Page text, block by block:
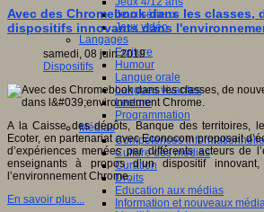
Jeux sérieux
Jeux vidéo
Langages
Ecriture
Humour
Langue orale
Langues vivantes
Lecture
Programmation
Médias
Compétences
Culture des médias
Curation
Droits
Education aux médias
Information et nouveaux
Avec des Chromebook dans les classes,
dispositifs innovants dans
samedi, 08 juin 2019
Dispositifs
A la Caisse des dépôts, Banque des territoires,
Ecoter, en partenariat avec Econocom proposait
d’expériences menées par différents acteurs de
enseignants à propos d’un dispositif
l’environnement Chrome.
En savoir plus...